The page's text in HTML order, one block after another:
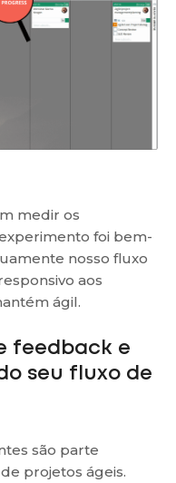
medir os
foi bem-
nosso fluxo
aos
ágil.
feedback e
seu fluxo de
são parte
projetos ágeis.